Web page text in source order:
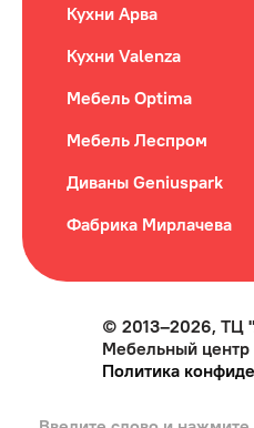
Кухни Арва
Кухни Valenza
Мебель Optima
Мебель Леспром
Диваны Geniuspark
Фабрика Мирлачева
© 2013–2026, ТЦ
Мебельный
Политика